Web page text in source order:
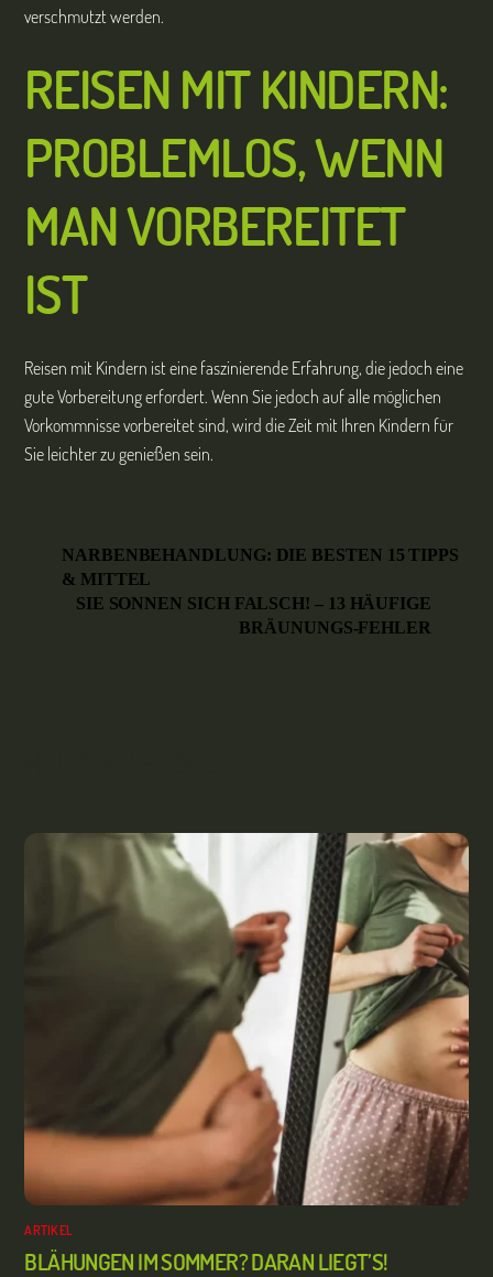
verschmutzt werden.
REISEN MIT KINDERN:
PROBLEMLOS, WENN
MAN VORBEREITET
IST
Reisen mit Kindern ist eine faszinierende Erfahrung, die jedoch eine
gute Vorbereitung erfordert. Wenn Sie jedoch auf alle möglichen
Vorkommnisse vorbereitet sind, wird die Zeit mit Ihren Kindern für
Sie leichter zu genießen sein.
NARBENBEHANDLUNG: DIE BESTEN 15 TIPPS
& MITTEL
SIE SONNEN SICH FALSCH! – 13 HÄUFIGE
BRÄUNUNGS-FEHLER
ARTIKEL
BLÄHUNGEN IM SOMMER? DARAN LIEGT’S!